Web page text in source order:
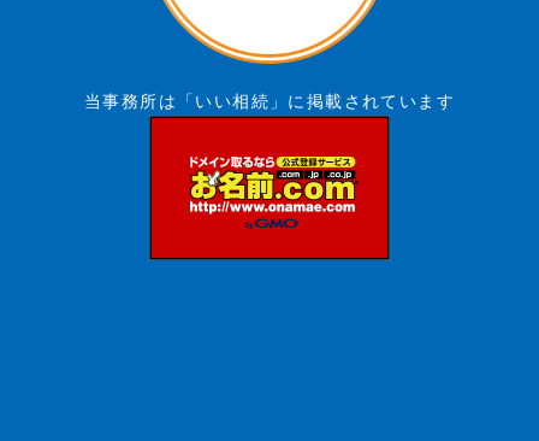
当事務所は「いい相続」に掲載されています